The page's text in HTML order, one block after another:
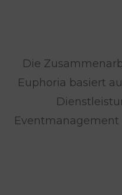
Die
Euphoria basiert